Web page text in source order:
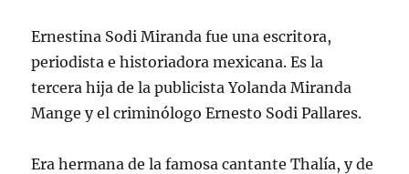
Ernestina Sodi Miranda fue una escritora,
periodista e historiadora mexicana. Es la
tercera hija de la publicista Yolanda Miranda
Mange y el criminólogo Ernesto Sodi Pallares.
Era hermana de la famosa cantante Thalía, y de